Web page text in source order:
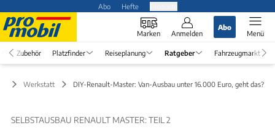
Abo Hefte
Marken Anmelden
Abo
Menü
Zubehör Platzfinder Reiseplanung Ratgeber Fahrzeugmarkt
Werkstatt DIY-Renault-Master: Van-Ausbau unter 16.000 Euro, geht das?
SELBSTAUSBAU RENAULT MASTER: TEIL 2